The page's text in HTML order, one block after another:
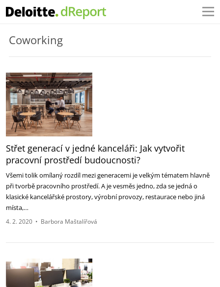
Coworking
Střet generací v jedné kanceláři: Jak vytvořit
pracovní prostředí budoucnosti?
Všemi tolik omílaný rozdíl mezi generacemi je velkým tématem hlavně
při tvorbě pracovního prostředí. A je vesměs jedno, zda se jedná o
klasické kancelářské prostory, výrobní provozy, restaurace nebo jiná
místa,…
4. 2. 2020 • Barbora Maštalířová